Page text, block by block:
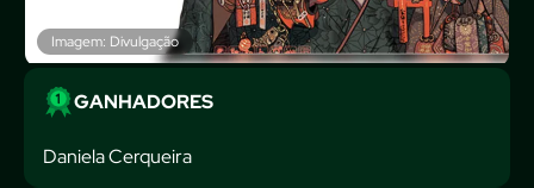
Imagem: Divulgação
GANHADORES
Daniela Cerqueira